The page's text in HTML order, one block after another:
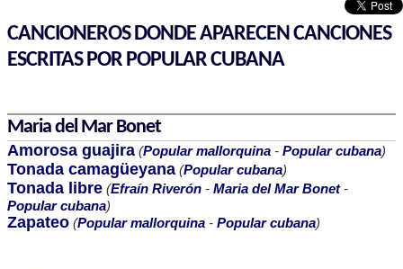
CANCIONEROS DONDE APARECEN CANCIONES
ESCRITAS POR POPULAR CUBANA
Maria del Mar Bonet
Amorosa guajira (Popular mallorquina - Popular cubana)
Tonada camagüeyana (Popular cubana)
Tonada libre (Efraín Riverón - Maria del Mar Bonet-
Popular cubana)
Zapateo (Popular mallorquina - Popular cubana)